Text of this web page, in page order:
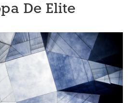
De Elite